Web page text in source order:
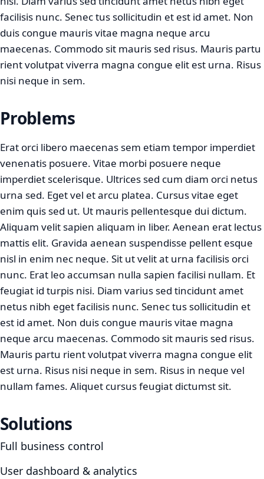
facilisis nunc. Senec tus sollicitudin et est id amet. Non
duis congue mauris vitae magna neque arcu
maecenas. Commodo sit mauris sed risus. Mauris partu
rient volutpat viverra magna congue elit est urna. Risus
nisi neque in sem.
Problems
Erat orci libero maecenas sem etiam tempor imperdiet
venenatis posuere. Vitae morbi posuere neque
imperdiet scelerisque. Ultrices sed cum diam orci netus
urna sed. Eget vel et arcu platea. Cursus vitae eget
enim quis sed ut. Ut mauris pellentesque dui dictum.
Aliquam velit sapien aliquam in liber. Aenean erat lectus
mattis elit. Gravida aenean suspendisse pellent esque
nisl in enim nec neque. Sit ut velit at urna facilisis orci
nunc. Erat leo accumsan nulla sapien facilisi nullam. Et
feugiat id turpis nisi. Diam varius sed tincidunt amet
netus nibh eget facilisis nunc. Senec tus sollicitudin et
est id amet. Non duis congue mauris vitae magna
neque arcu maecenas. Commodo sit mauris sed risus.
Mauris partu rient volutpat viverra magna congue elit
est urna. Risus nisi neque in sem. Risus in neque vel
nullam fames. Aliquet cursus feugiat dictumst sit.
Solutions
Full business control
User dashboard & analytics